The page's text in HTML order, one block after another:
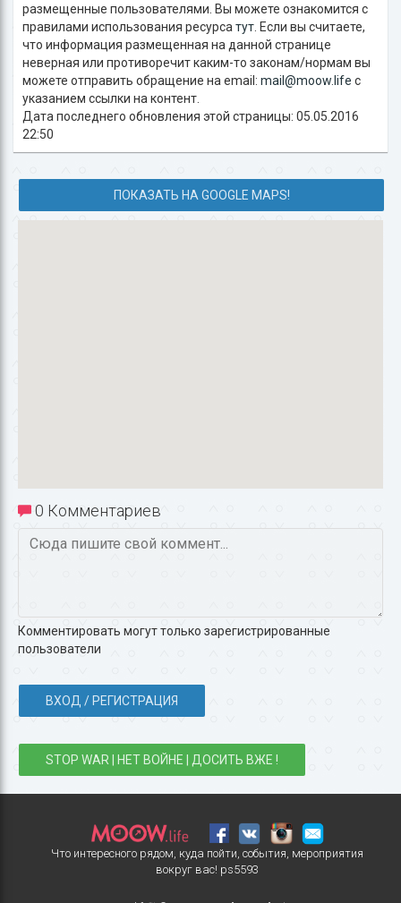
размещенные пользователями. Вы можете ознакомится с
правилами использования ресурса тут . Если вы считаете,
что информация размещенная на данной странице
неверная или противоречит каким-то законам/нормам вы
можете отправить обращение на email: mail@moow.life c
указанием ссылки на контент.
Дата последнего обновления этой страницы: 05.05.2016
22:50
ПОКАЗАТЬ НА GOOGLE MAPS!
0 Комментариев
Комментировать могут только зарегистрированные
пользователи
ВХОД / РЕГИСТРАЦИЯ
STOP WAR | НЕТ ВОЙНЕ | ДОСИТЬ ВЖЕ !
Что интересного рядом, куда пойти, события, мероприятия
вокруг вас! ps5593